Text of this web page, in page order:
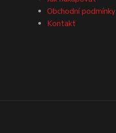
Obchodní podmínky
Kontakt